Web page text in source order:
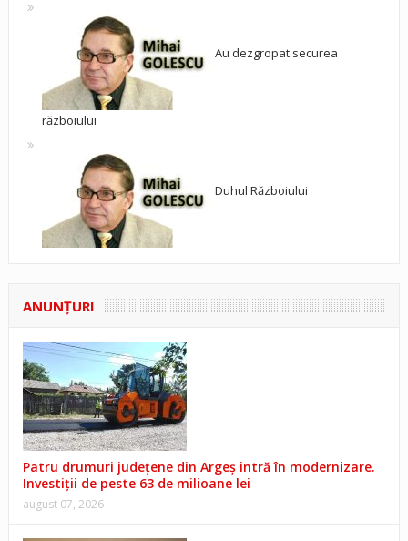
Au dezgropat securea
războiului
Duhul Războiului
ANUNŢURI
Patru drumuri județene din Argeș intră în modernizare.
Investiții de peste 63 de milioane lei
august 07, 2026